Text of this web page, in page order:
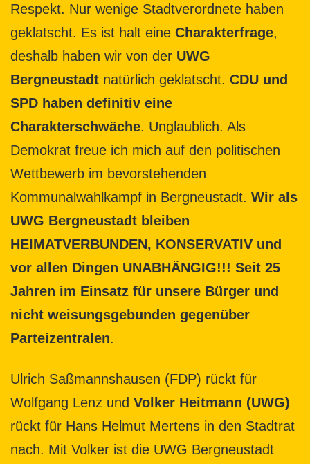
Respekt. Nur wenige Stadtverordnete haben
geklatscht. Es ist halt eine Charakterfrage,
deshalb haben wir von der UWG
Bergneustadt natürlich geklatscht. CDU und
SPD haben definitiv eine
Charakterschwäche. Unglaublich. Als
Demokrat freue ich mich auf den politischen
Wettbewerb im bevorstehenden
Kommunalwahlkampf in Bergneustadt. Wir als
UWG Bergneustadt bleiben
HEIMATVERBUNDEN, KONSERVATIV und
vor allen Dingen UNABHÄNGIG!!! Seit 25
Jahren im Einsatz für unsere Bürger und
nicht weisungsgebunden gegenüber
Parteizentralen.
Ulrich Saßmannshausen (FDP) rückt für
Wolfgang Lenz und Volker Heitmann (UWG)
rückt für Hans Helmut Mertens in den Stadtrat
nach. Mit Volker ist die UWG Bergneustadt